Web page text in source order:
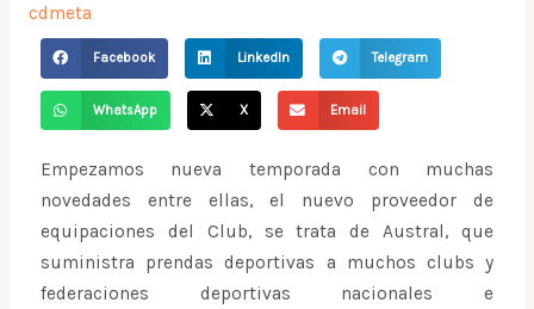
cdmeta
Facebook LinkedIn Telegram
WhatsApp X Email
Empezamos nueva temporada con muchas
novedades entre ellas, el nuevo proveedor de
equipaciones del Club, se trata de Austral, que
suministra prendas deportivas a muchos clubs y
federaciones deportivas nacionales e